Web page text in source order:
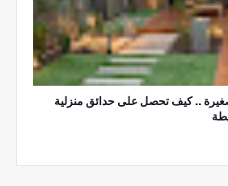
.. كيف تحصل على حدائق منزلية